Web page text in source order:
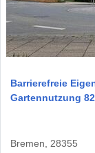
Barrierefreie
Gartennutzung
Bremen, 28355